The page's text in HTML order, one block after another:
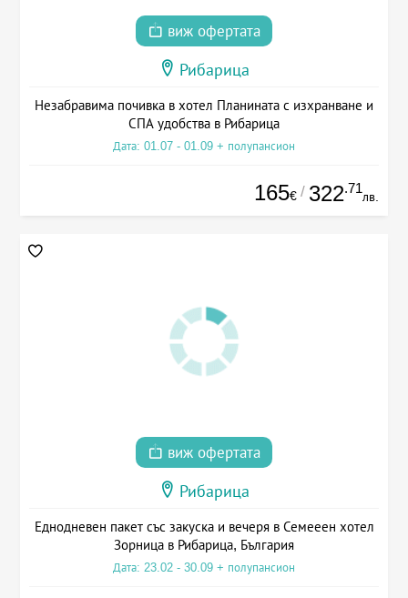
виж офертата
Рибарица
Незабравима почивка в хотел Планината с изхранване и
СПА удобства в Рибарица
Дата: 01.07 - 01.09 + полупансион
165€ / 322.71
лв.
виж офертата
Рибарица
Еднодневен пакет със закуска и вечеря в Семееен хотел
Зорница в Рибарица, България
Дата: 23.02 - 30.09 + полупансион